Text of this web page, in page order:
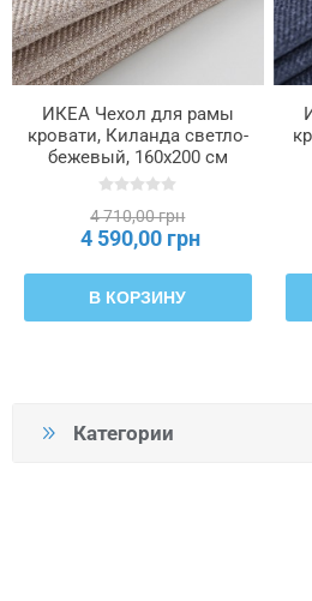
Категории
ИКЕА Чехол для рамы
кровати, Киланда светло-
бежевый, 160x200 см
RAMNEFJÄLL, 605.589.67
4 710,00 грн
4 590,00 грн
В КОРЗИНУ